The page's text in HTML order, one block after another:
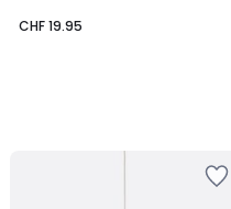
CHF 19.95